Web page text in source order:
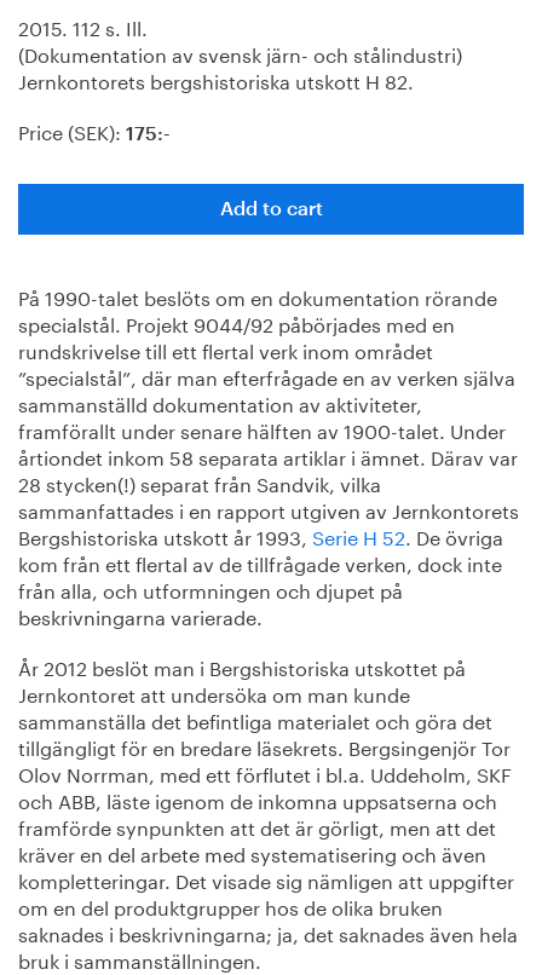
2015. 112 s. Ill.
(Dokumentation av svensk järn- och stålindustri)
Jernkontorets bergshistoriska utskott H 82.
Price (SEK): 175:-
Add to cart
På 1990-talet beslöts om en dokumentation rörande
specialstål. Projekt 9044/92 påbörjades med en
rundskrivelse till ett flertal verk inom området
”specialstål”, där man efterfrågade en av verken själva
sammanställd dokumentation av aktiviteter,
framförallt under senare hälften av 1900-talet. Under
årtiondet inkom 58 separata artiklar i ämnet. Därav var
28 stycken(!) separat från Sandvik, vilka
sammanfattades i en rapport utgiven av Jernkontorets
Bergshistoriska utskott år 1993, Serie H 52 . De övriga
kom från ett flertal av de tillfrågade verken, dock inte
från alla, och utformningen och djupet på
beskrivningarna varierade.
År 2012 beslöt man i Bergshistoriska utskottet på
Jernkontoret att undersöka om man kunde
sammanställa det befintliga materialet och göra det
tillgängligt för en bredare läsekrets. Bergsingenjör Tor
Olov Norrman, med ett förflutet i bl.a. Uddeholm, SKF
och ABB, läste igenom de inkomna uppsatserna och
framförde synpunkten att det är görligt, men att det
kräver en del arbete med systematisering och även
kompletteringar. Det visade sig nämligen att uppgifter
om en del produktgrupper hos de olika bruken
saknades i beskrivningarna; ja, det saknades även hela
bruk i sammanställningen.